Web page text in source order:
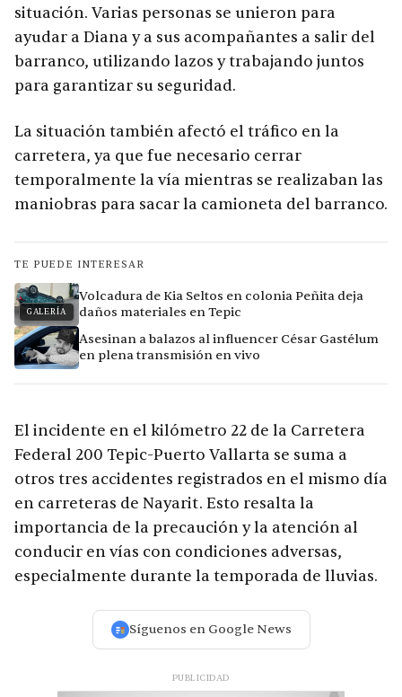
situación. Varias personas se unieron para
ayudar a Diana y a sus acompañantes a salir del
barranco, utilizando lazos y trabajando juntos
para garantizar su seguridad.
La situación también afectó el tráfico en la
carretera, ya que fue necesario cerrar
temporalmente la vía mientras se realizaban las
maniobras para sacar la camioneta del barranco.
TE PUEDE INTERESAR
GALERÍA
Volcadura de Kia Seltos en colonia Peñita deja
daños materiales en Tepic
Asesinan a balazos al influencer César Gastélum
en plena transmisión en vivo
El incidente en el kilómetro 22 de la Carretera
Federal 200 Tepic-Puerto Vallarta se suma a
otros tres accidentes registrados en el mismo día
en carreteras de Nayarit. Esto resalta la
importancia de la precaución y la atención al
conducir en vías con condiciones adversas,
especialmente durante la temporada de lluvias.
Síguenos en Google News
PUBLICIDAD